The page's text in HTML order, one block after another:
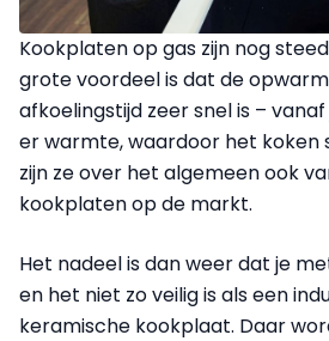
Kookplaten op gas zijn nog
grote voordeel is dat de
afkoelingstijd zeer snel is –
er warmte, waardoor het koken
zijn ze over het algemeen ook
kookplaten op de markt.
Het nadeel is dan weer dat je
en het niet zo veilig is als een
keramische kookplaat. Daar